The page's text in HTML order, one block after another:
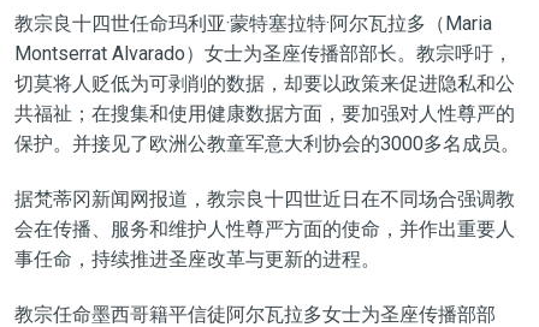
教宗良十四世任命玛利亚·蒙特塞拉特·阿尔瓦拉多（Maria
Montserrat Alvarado）女士为圣座传播部部长。教宗呼吁，
切莫将人贬低为可剥削的数据，却要以政策来促进隐私和公
共福祉；在搜集和使用健康数据方面，要加强对人性尊严的
保护。并接见了欧洲公教童军意大利协会的3000多名成员。
据梵蒂冈新闻网报道，教宗良十四世近日在不同场合强调教
会在传播、服务和维护人性尊严方面的使命，并作出重要人
事任命，持续推进圣座改革与更新的进程。
教宗任命墨西哥籍平信徒阿尔瓦拉多女士为圣座传播部部